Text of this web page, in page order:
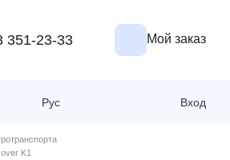
351-23-33 Мой заказ
Рус Вход
K1